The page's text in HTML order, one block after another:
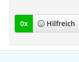
0x Hilfreich